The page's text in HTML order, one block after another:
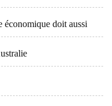
économique doit aussi